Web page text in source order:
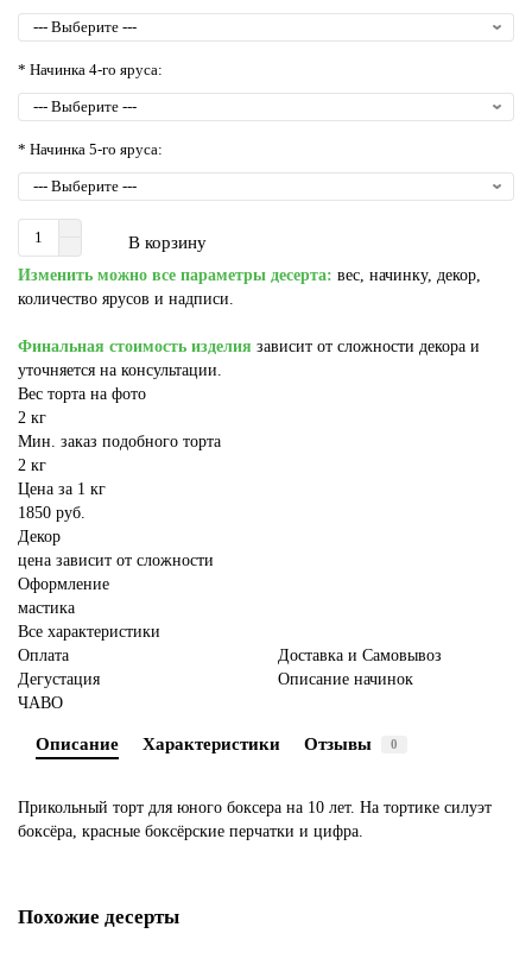
* Начинка 4-го яруса:
* Начинка 5-го яруса:
В корзину
Изменить можно все параметры десерта: вес, начинку, декор,
количество ярусов и надписи.
Финальная стоимость изделия зависит от сложности декора и
уточняется на консультации.
Вес торта на фото
2 кг
Мин. заказ подобного торта
2 кг
Цена за 1 кг
1850 руб.
Декор
цена зависит от сложности
Оформление
мастика
Все характеристики
Оплата
Доставка и Самовывоз
Дегустация
Описание начинок
ЧАВО
Описание Характеристики Отзывы 0
Прикольный торт для юного боксера на 10 лет. На тортике силуэт
боксёра, красные боксёрские перчатки и цифра.
Похожие десерты